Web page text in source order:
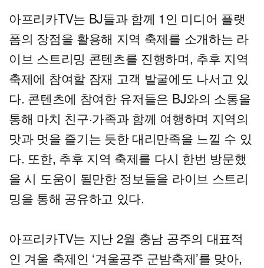
아프리카TV는 BJ들과 함께 1인 미디어 플랫
폼의 장점을 활용해 지역 축제를 소개하는 라
이브 스트리밍 콘텐츠를 진행하며, 추후 지역
축제에 참여할 잠재 고객 발굴에도 나서고 있
다. 콘텐츠에 참여한 유저들은 BJ와의 소통을
통해 마치 친구·가족과 함께 여행하며 지역의
맛과 멋을 즐기는 듯한 대리만족을 느낄 수 있
다. 또한, 추후 지역 축제를 다시 한번 방문했
을 시 도움이 될만한 정보들을 라이브 스트리
밍을 통해 공유하고 있다.
아프리카TV는 지난 2월 충남 공주의 대표적
인 겨울 축제인 ‘겨울공주 군밤축제’를 맞아,